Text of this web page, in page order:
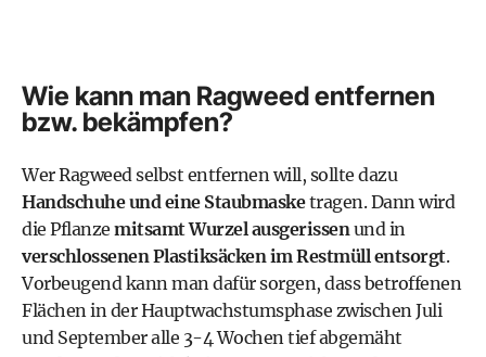
Wie kann man Ragweed entfernen
bzw. bekämpfen?
Wer Ragweed selbst entfernen will, sollte dazu
Handschuhe und eine Staubmasketragen. Dann wird
die Pflanze mitsamt Wurzel ausgerissenund in
verschlossenen Plastiksäckenim Restmüllentsorgt.
Vorbeugend kann man dafür sorgen, dass betroffenen
Flächen in der Hauptwachstumsphase zwischen Juli
und September alle 3-4 Wochen tief abgemäht